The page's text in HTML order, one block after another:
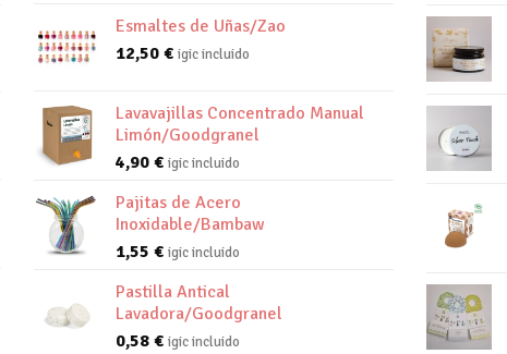
Esmaltes de Uñas/Zao
12,50 € igic incluido
Lavavajillas Concentrado Manual
Limón/Goodgranel
4,90 € igic incluido
Pajitas de Acero
Inoxidable/Bambaw
1,55 € igic incluido
Pastilla Antical
Lavadora/Goodgranel
0,58 € igic incluido